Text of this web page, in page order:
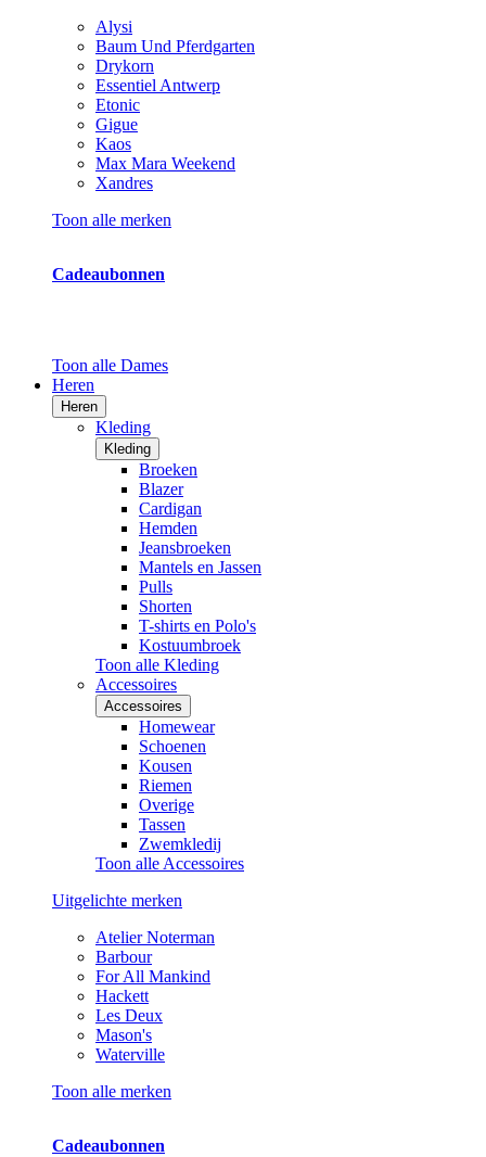
Alysi
Baum Und Pferdgarten
Drykorn
Essentiel Antwerp
Etonic
Gigue
Kaos
Max Mara Weekend
Xandres
Toon alle merken
Cadeaubonnen
Toon alle Dames
Heren
Heren
Kleding
Kleding
Broeken
Blazer
Cardigan
Hemden
Jeansbroeken
Mantels en Jassen
Pulls
Shorten
T-shirts en Polo's
Kostuumbroek
Toon alle Kleding
Accessoires
Accessoires
Homewear
Schoenen
Kousen
Riemen
Overige
Tassen
Zwemkledij
Toon alle Accessoires
Uitgelichte merken
Atelier Noterman
Barbour
For All Mankind
Hackett
Les Deux
Mason's
Waterville
Toon alle merken
Cadeaubonnen